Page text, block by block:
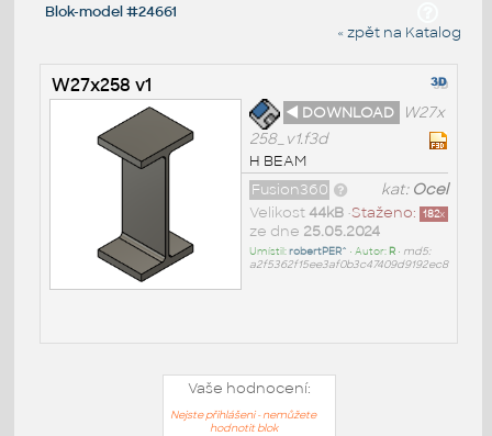
Blok-model #24661
« zpět na Katalog
W27x258 v1
◄ DOWNLOAD
W27x
258_v1.f3d
H BEAM
kat: Ocel
Fusion360
Staženo: 182x
Velikost 44kB•
ze dne 25.05.2024
Umístil:robertPER^ • Autor: R• md5:
a2f5362f15ee3af0b3c47409d9192ec8
Vaše hodnocení:
Nejste přihlášeni - nemůžete
hodnotit blok